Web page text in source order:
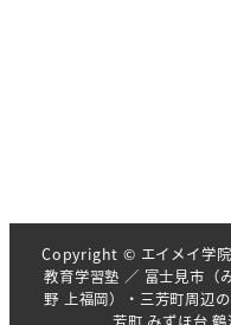
Copyright © エイメイ学
教育学習塾 ／ 富士見市（
野 上福岡）・三芳町周辺